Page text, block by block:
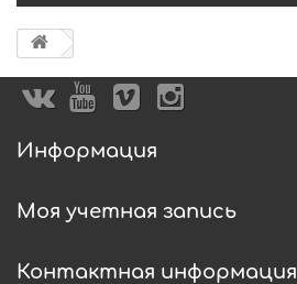
Информация
Моя учетная запись
Контактная информация